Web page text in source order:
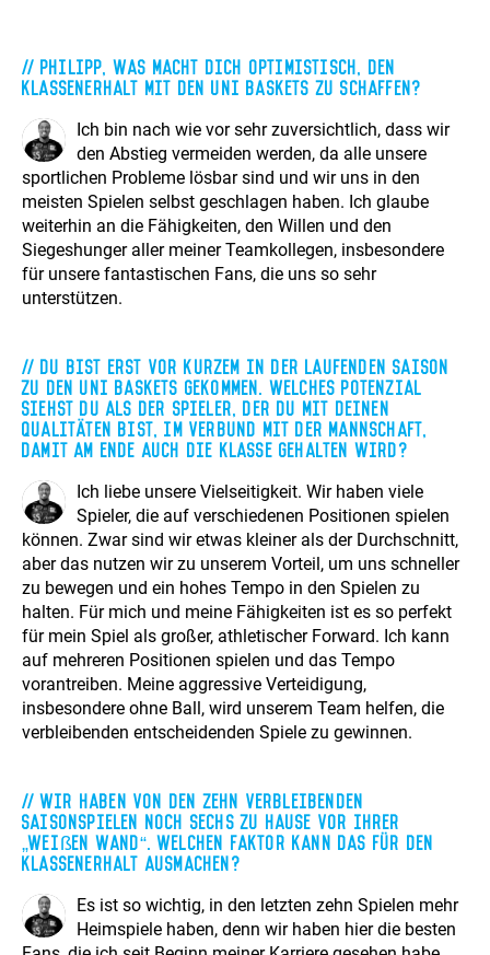
Philipp, was macht dich optimistisch, den
Klassenerhalt mit den Uni Baskets zu schaffen?
Ich bin nach wie vor sehr zuversichtlich, dass wir
den Abstieg vermeiden werden, da alle unsere
sportlichen Probleme lösbar sind und wir uns in den
meisten Spielen selbst geschlagen haben. Ich glaube
weiterhin an die Fähigkeiten, den Willen und den
Siegeshunger aller meiner Teamkollegen, insbesondere
für unsere fantastischen Fans, die uns so sehr
unterstützen.
Du bist erst vor kurzem in der laufenden Saison
zu den Uni Baskets gekommen. Welches Potenzial
siehst du als der Spieler, der du mit deinen
Qualitäten bist, im Verbund mit der Mannschaft,
damit am Ende auch die Klasse gehalten wird?
Ich liebe unsere Vielseitigkeit. Wir haben viele
Spieler, die auf verschiedenen Positionen spielen
können. Zwar sind wir etwas kleiner als der Durchschnitt,
aber das nutzen wir zu unserem Vorteil, um uns schneller
zu bewegen und ein hohes Tempo in den Spielen zu
halten. Für mich und meine Fähigkeiten ist es so perfekt
für mein Spiel als großer, athletischer Forward. Ich kann
auf mehreren Positionen spielen und das Tempo
vorantreiben. Meine aggressive Verteidigung,
insbesondere ohne Ball, wird unserem Team helfen, die
verbleibenden entscheidenden Spiele zu gewinnen.
Wir haben von den zehn verbleibenden
Saisonspielen noch sechs zu Hause vor ihrer
„weißen Wand“. Welchen Faktor kann das für den
Klassenerhalt ausmachen?
Es ist so wichtig, in den letzten zehn Spielen mehr
Heimspiele haben, denn wir haben hier die besten